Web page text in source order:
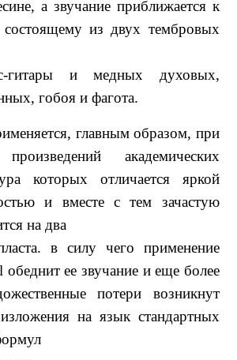
а звучание приближается к
состоящему из двух тембровых
гитары и медных духовых,
гобоя и фагота.
главным образом, при
академических
которых отличается яркой
и вместе с тем зачастую
на два
в силу чего применение
ее звучание и еще более
потери возникнут
на язык стандартных